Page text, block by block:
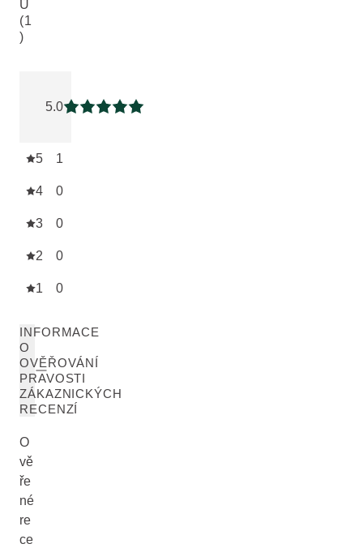
Ů
(1
)
5.0
Aktuální hodnocení: 5 z 5 hvězdiček
5 1
4 0
3 0
2 0
1 0
INFORMACE
O
OVĚŘOVÁNÍ
PRAVOSTI
ZÁKAZNICKÝCH
RECENZÍ
O
vě
ře
né
re
ce